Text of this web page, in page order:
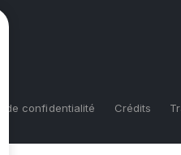
de confidentialité Crédits